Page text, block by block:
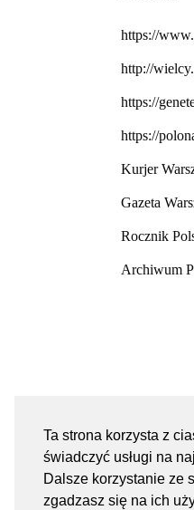
Ta strona korzysta z
świadczyć usługi na
Dalsze korzystanie ze
zgadzasz się na ich
https://
http://
https://
https://
Kurjer
Gazeta
Rocznik
Archiwum